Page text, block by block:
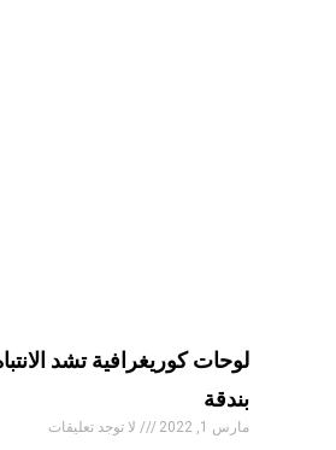
لوحات كوريغرافية تشد
بندقة
مارس 1, 2022 لا توجد تعليقات